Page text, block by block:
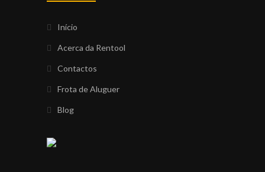
Início
Acerca da Rentool
Contactos
Frota de Aluguer
Blog